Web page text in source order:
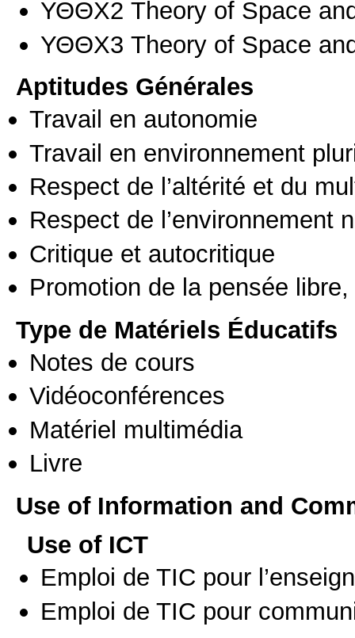
ΥΘΘΧ2 Theory of Space
ΥΘΘΧ3 Theory of Space
Aptitudes Générales
Travail en autonomie
Travail en environnement
Respect de l’altérité et du
Respect de l’environnement
Critique et autocritique
Promotion de la pensée
Type de Matériels Éducatifs
Notes de cours
Vidéoconférences
Matériel multimédia
Livre
Use of Information and
Use of ICT
Emploi de TIC pour
Emploi de TIC pour